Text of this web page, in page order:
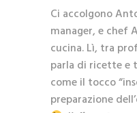
Ci accolgono
manager, e chef
cucina. Lì, tra
parla di ricette e
come il tocco
preparazione